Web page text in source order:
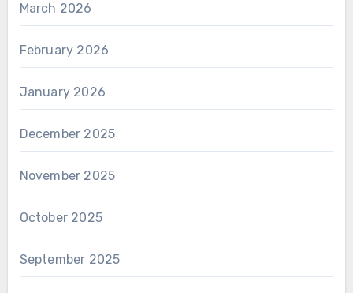
March 2026
February 2026
January 2026
December 2025
November 2025
October 2025
September 2025